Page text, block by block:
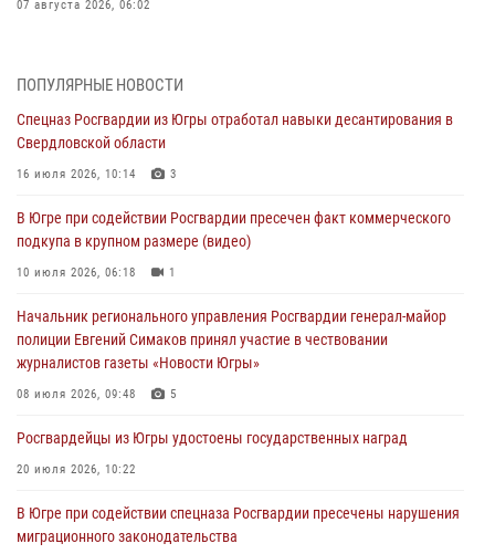
07 августа 2026, 06:02
Военнослужащие Росгвардии сбили дрон-разведчик ВСУ на южном
направлении
Офицеры Росгвардии и ветераны войск правопорядка почтили
память генерала армии Ивана Кирилловича Яковлева
В Югре при силовой поддержке ОМОН Росгвардии задержаны
подозреваемые в страховом мошенничестве
06 августа 2026, 09:07
Урайский отдел вневедомственной охраны Росгвардии отмечает
60-летний юбилей
ПОПУЛЯРНЫЕ НОВОСТИ
Спецназ Росгвардии из Югры отработал навыки десантирования в
Свердловской области
16 июля 2026, 10:14 3
В Югре при содействии Росгвардии пресечен факт коммерческого
подкупа в крупном размере (видео)
10 июля 2026, 06:18 1
Начальник регионального управления Росгвардии генерал-майор
полиции Евгений Симаков принял участие в чествовании
журналистов газеты «Новости Югры»
08 июля 2026, 09:48 5
Росгвардейцы из Югры удостоены государственных наград
20 июля 2026, 10:22
В Югре при содействии спецназа Росгвардии пресечены нарушения
миграционного законодательства